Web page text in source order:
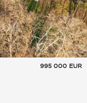
995 000 EUR